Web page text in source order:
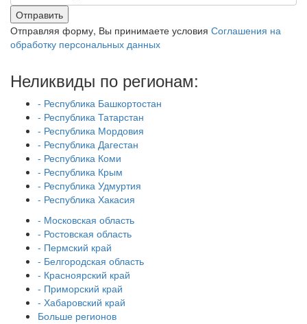
Отправить
Отправляя форму, Вы принимаете условия Соглашения на
обработку персональных данных
Неликвиды по регионам:
- Республика Башкортостан
- Республика Татарстан
- Республика Мордовия
- Республика Дагестан
- Республика Коми
- Республика Крым
- Республика Удмуртия
- Республика Хакасия
- Московская область
- Ростовская область
- Пермский край
- Белгородская область
- Красноярский край
- Приморский край
- Хабаровский край
Больше регионов